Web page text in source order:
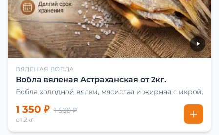
ВЯЛЕНАЯ ВОБЛА
Вобла вяленая Астраханская от 2кг.
Вобла холодной вялки, мясистая и жирная с икрой.
1 350 ₽ 1 500 ₽
от 2кг